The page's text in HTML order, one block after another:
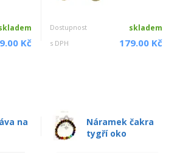
Kč
Dostupnost skladem
s DPH 179.00 Kč
na
Náramek čakra
tygří oko